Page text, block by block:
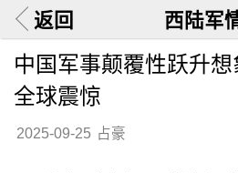
返回 西陆军
中国军事颠覆性跃升
全球震惊
2025-09-25 占豪